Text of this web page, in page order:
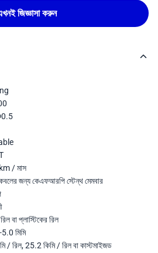
জিজ্ঞাসা করুন
/ মাস
জন্য কেএফআরপি স্টেন্থ মেমবার
বা প্লাস্টিকের রিল
মিমি
/ রিল, 25.2 কিমি / রিল বা কাস্টমাইজড